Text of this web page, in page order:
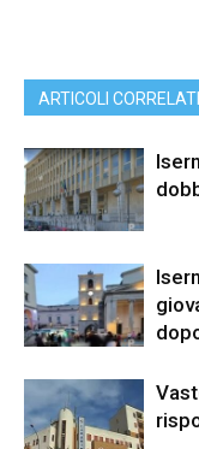
ARTICOLI CORRELATI